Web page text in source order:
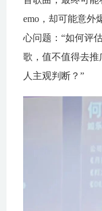
emo，却可能意外
心问题：“如何评
歌，值不值得去
人主观判断？”